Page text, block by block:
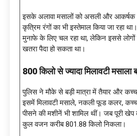
इसके अलावा मसालों को असली और आकर्षक
कृत्रिम रंगों का भी इस्तेमाल किया जा रहा
मुनाफे के लिए चल रहा था, लेकिन इससे लोगों
खतरा पैदा हो सकता था।
800 किलो से ज्यादा मिलावटी मसाला
पुलिस ने मौके से बड़ी मात्रा में तैयार और
इसमें मिलावटी मसाले, नकली फूड कलर,
पीसने की मशीनें भी शामिल थीं। जब पूरी खेप
कुल वजन करीब 801.88 किलो निकला।